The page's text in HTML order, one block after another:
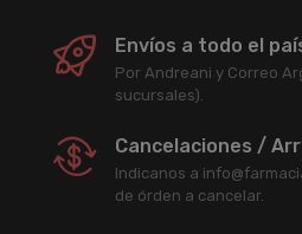
Envíos a todo el
Por Andreani y Correo
sucursales).
Cancelaciones /
Indicanos a
de órden a cancelar.